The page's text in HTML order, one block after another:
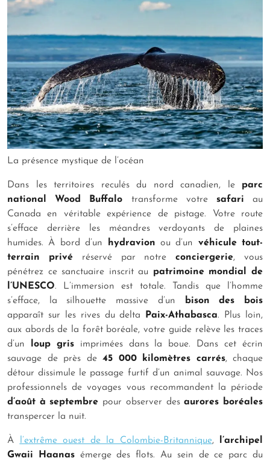
La présence mystique de l’océan
Dans les territoires reculés du nord canadien, leparc
national Wood Buffalo transforme votre safari au
Canada en véritable expérience de pistage. Votre route
s’efface derrière les méandres verdoyants de plaines
humides. À bord d’un hydravion ou d’un véhicule tout-
terrain privéréservé par notreconciergerie, vous
pénétrez ce sanctuaire inscrit au patrimoine mondial de
l’UNESCO. L’immersion est totale. Tandis que l’homme
s’efface, la silhouette massive d’un bison des bois
apparaît sur les rives du delta
Paix-Athabasca. Plus loin,
aux abords de la forêt boréale, votre guide relève les traces
d’un
loup gris imprimées dans la boue. Dans cet écrin
sauvage de près de 45 000 kilomètres carrés, chaque
détour dissimule le passage furtif d’un animal sauvage. Nos
professionnels de voyages vous recommandent la période
d’août à septembre pour observer desaurores boréales
transpercer la nuit.
À l’extrême ouest de la Colombie-Britannique,l’archipel
Gwaii Haanasémerge des flots. Au sein de ce parc du